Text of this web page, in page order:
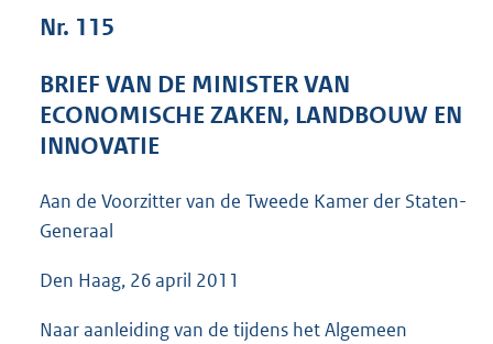
e
b
Nr. 115
BRIEF VAN DE MINISTER VAN
ECONOMISCHE ZAKEN, LANDBOUW EN
INNOVATIE
Aan de Voorzitter van de Tweede Kamer der Staten-
Generaal
Den Haag, 26 april 2011
Naar aanleiding van de tijdens het Algemeen